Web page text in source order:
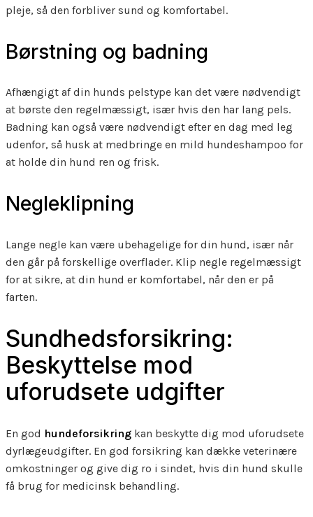
pleje, så den forbliver sund og komfortabel.
Børstning og badning
Afhængigt af din hunds pelstype kan det være nødvendigt
at børste den regelmæssigt, især hvis den har lang pels.
Badning kan også være nødvendigt efter en dag med leg
udenfor, så husk at medbringe en mild hundeshampoo for
at holde din hund ren og frisk.
Negleklipning
Lange negle kan være ubehagelige for din hund, især når
den går på forskellige overflader. Klip negle regelmæssigt
for at sikre, at din hund er komfortabel, når den er på
farten.
Sundhedsforsikring:
Beskyttelse mod
uforudsete udgifter
En god hundeforsikring kan beskytte dig mod uforudsete
dyrlægeudgifter. En god forsikring kan dække veterinære
omkostninger og give dig ro i sindet, hvis din hund skulle
få brug for medicinsk behandling.